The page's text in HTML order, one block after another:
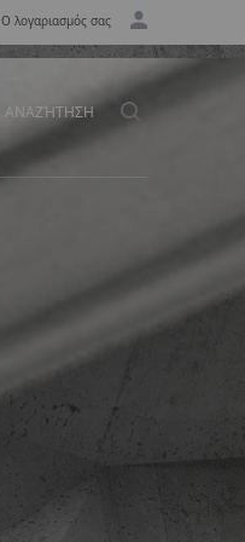
Ο λογαριασμός σας
ΑΝΑΖΉΤΗΣΗ